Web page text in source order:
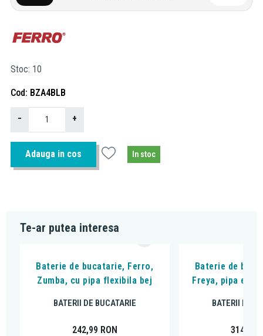
Stoc 10
Cod BZA4BLB
− +
Adauga in cos In stoc
Te-ar putea interesa
Baterie de bucatarie, Ferro,
Zumba, cu pipa flexibila bej
BATERII DE BUCATARIE
242,99 RON
Baterie de
Freya, pipa
BATERII DE
314,99